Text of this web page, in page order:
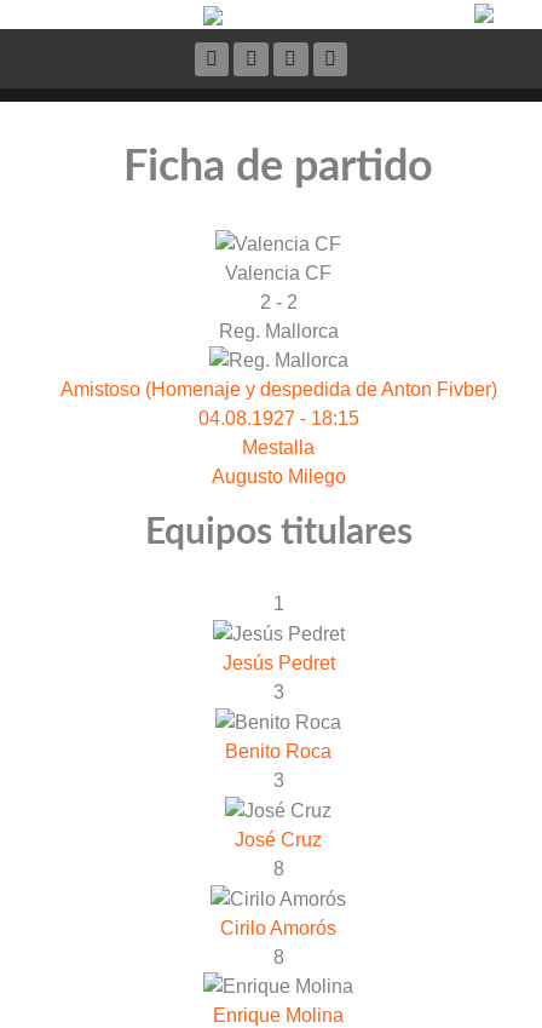
Ficha de partido
Valencia CF
2 - 2
Reg. Mallorca
Amistoso (Homenaje y despedida de Anton Fivber)
04.08.1927 - 18:15
Mestalla
Augusto Milego
Equipos titulares
1
Jesús Pedret
3
Benito Roca
3
José Cruz
8
Cirilo Amorós
8
Enrique Molina